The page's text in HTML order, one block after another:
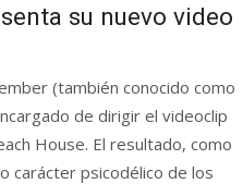
su nuevo video
(también conocido como
de dirigir el videoclip
House. El resultado, como
carácter psicodélico de los